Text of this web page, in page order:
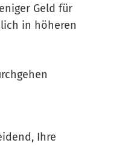
Geld für
in höheren
Ihre